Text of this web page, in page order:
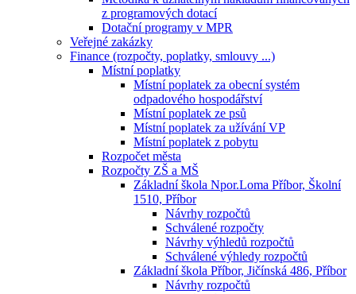
z programových dotací
Dotační programy v MPR
Veřejné zakázky
Finance (rozpočty, poplatky, smlouvy ...)
Místní poplatky
Místní poplatek za obecní systém
odpadového hospodářství
Místní poplatek ze psů
Místní poplatek za užívání VP
Místní poplatek z pobytu
Rozpočet města
Rozpočty ZŠ a MŠ
Základní škola Npor.Loma Příbor, Školní
1510, Příbor
Návrhy rozpočtů
Schválené rozpočty
Návrhy výhledů rozpočtů
Schválené výhledy rozpočtů
Základní škola Příbor, Jičínská 486, Příbor
Návrhy rozpočtů